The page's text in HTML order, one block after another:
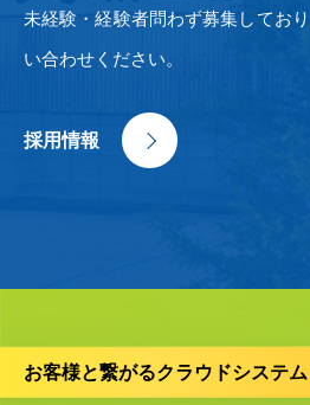
未経験・経験者問わず募集してお
い合わせください。
採用情報
お客様と繋がるクラウドシステム